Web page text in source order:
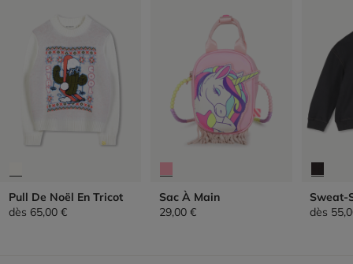
Pull De Noël En Tricot
dès 65,00 €
Sac À Main
29,00 €
Sweat-
dès